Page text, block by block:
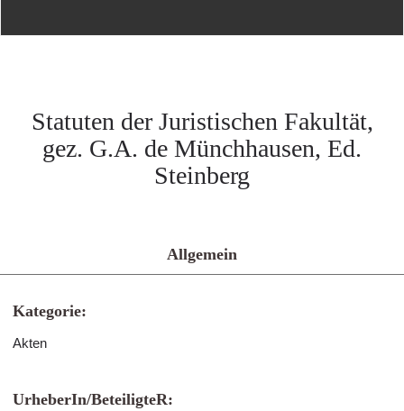
Statuten der Juristischen Fakultät,
gez. G.A. de Münchhausen, Ed.
Steinberg
Allgemein
Kategorie:
Akten
UrheberIn/BeteiligteR: